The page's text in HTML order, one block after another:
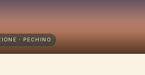
· PECHINO